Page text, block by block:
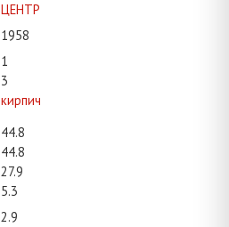
ЦЕНТР
1958
1
3
кирпич
44.8
44.8
27.9
5.3
2.9